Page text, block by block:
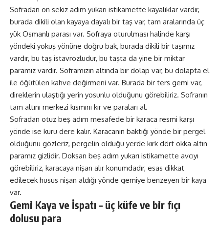
Sofradan on sekiz adım yukarı istikamette kayalıklar vardır,
burada dikili olan kayaya dayalı bir taş var, tam aralarında üç
yük Osmanlı parası var. Sofraya oturulması halinde karşı
yöndeki yokuş yönüne doğru bak, burada dikili bir taşımız
vardır, bu taş istavrozludur, bu taşta da yine bir miktar
paramız vardır. Soframızın altında bir dolap var, bu dolapta el
ile öğütülen kahve değirmeni var. Burada bir ters gemi var,
direklerin ulaştığı yerin yosunlu olduğunu görebiliriz. Sofranın
tam altını merkezi kısmını kır ve paraları al.
Sofradan otuz beş adım mesafede bir karaca resmi karşı
yönde ise kuru dere kalır. Karacanın baktığı yönde bir pergel
olduğunu gözleriz, pergelin olduğu yerde kırk dört okka altın
paramız gizlidir. Doksan beş adım yukarı istikamette avcıyı
görebiliriz, karacaya nişan alır konumdadır, esas dikkat
edilecek husus nişan aldığı yönde gemiye benzeyen bir kaya
var.
Gemi Kaya ve İspatı – üç küfe ve bir fıçı
dolusu para